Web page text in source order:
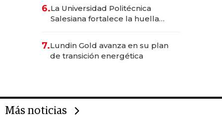
6.La Universidad Politécnica
Salesiana fortalece la huella
7.Lundin Gold avanza en su plan
de transición energética
Más noticias